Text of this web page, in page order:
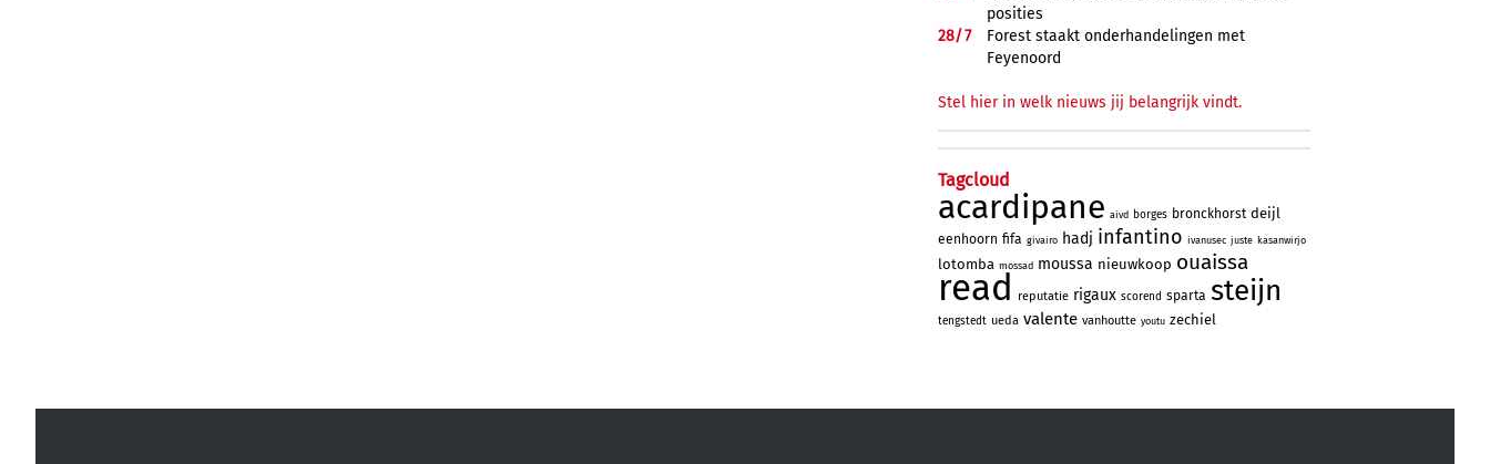
posities
28/7
Forest staakt onderhandelingen met
Feyenoord
Stel hier in welk nieuws jij belangrijk vindt.
Tagcloud
acardipane aivd borges bronckhorst deijl
eenhoorn fifa givairo hadj infantino ivanusec juste kasanwirjo
lotomba mossad moussa nieuwkoop ouaissa
read reputatie rigaux scorend sparta steijn
tengstedt ueda valente vanhoutte youtu zechiel